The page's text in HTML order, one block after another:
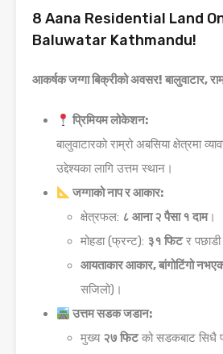
8 Aana Residential Land
Baluwatar Kathmandu!
आकर्षक जग्गा बिक्रीको अवसर! बालुवाटार,
प्रिमियम लोकेशन:
बालुवाटारको राम्रो अबसिया क्षेत्रमा
उद्देश्यका लागि उत्तम स्थान।
जग्गाको नाप र आकार:
क्षेत्रफल: ८ आना २ पैसा १ दाम।
मोहडा (फ्रन्ट): ३१ फिटर
आयताकार आकार, बांगोटिंगो
सजिलो)।
उत्तम सडक जडान:
मुख्य २७ फिटको सडकबाट सिधै